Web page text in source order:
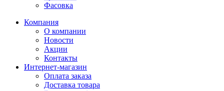
Фасовка
Компания
О компании
Новости
Акции
Контакты
Интернет-магазин
Оплата заказа
Доставка товара